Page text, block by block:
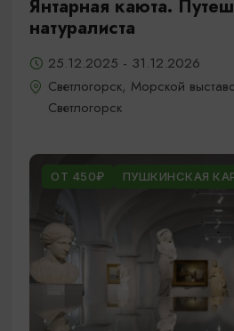
Янтарная каюта.
натуралиста
25.12.2025 - 31.12.2026
Светлогорск, Морской
Светлогорск
ОТ 450₽ ПУШКИНСКАЯ